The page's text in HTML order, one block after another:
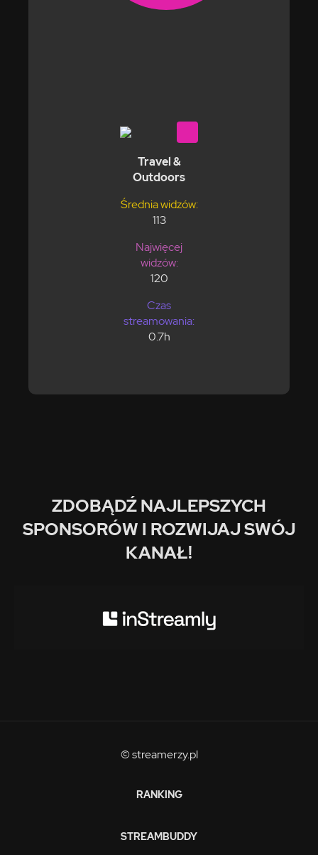
Travel &
Outdoors
Średnia widzów:
113
Najwięcej
widzów:
120
Czas
streamowania:
0.7h
ZDOBĄDŹ NAJLEPSZYCH
SPONSORÓW I ROZWIJAJ SWÓJ
KANAŁ!
© streamerzy.pl
RANKING
STREAMBUDDY